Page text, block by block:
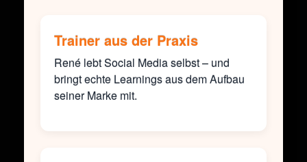
Trainer aus der Praxis
René lebt Social Media selbst – und
bringt echte Learnings aus dem Aufbau
seiner Marke mit.